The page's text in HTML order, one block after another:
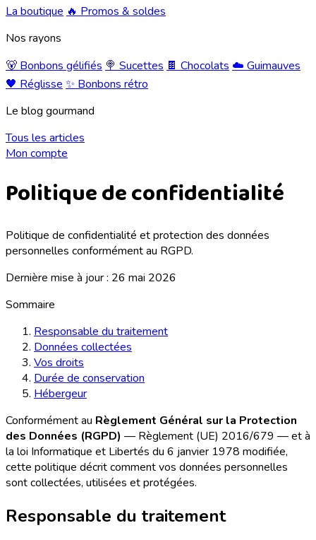
La boutique 🔥 Promos & soldes
Nos rayons
🐻 Bonbons gélifiés 🍭 Sucettes 🍫 Chocolats ☁️ Guimauves
🖤 Réglisse ✨ Bonbons rétro
Le blog gourmand
Tous les articles
Mon compte
Politique de confidentialité
Politique de confidentialité et protection des données
personnelles conformément au RGPD.
Dernière mise à jour : 26 mai 2026
Sommaire
Responsable du traitement
Données collectées
Vos droits
Durée de conservation
Hébergeur
Conformément au Règlement Général sur la Protection
des Données (RGPD) — Règlement (UE) 2016/679 — et à
la loi Informatique et Libertés du 6 janvier 1978 modifiée,
cette politique décrit comment vos données personnelles
sont collectées, utilisées et protégées.
Responsable du traitement